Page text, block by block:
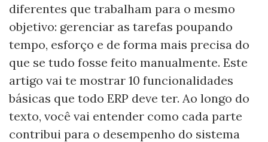
diferentes que trabalham para o mesmo
objetivo: gerenciar as tarefas poupando
tempo, esforço e de forma mais precisa do
que se tudo fosse feito manualmente. Este
artigo vai te mostrar 10 funcionalidades
básicas que todo ERP deve ter. Ao longo do
texto, você vai entender como cada parte
contribui para o desempenho do sistema